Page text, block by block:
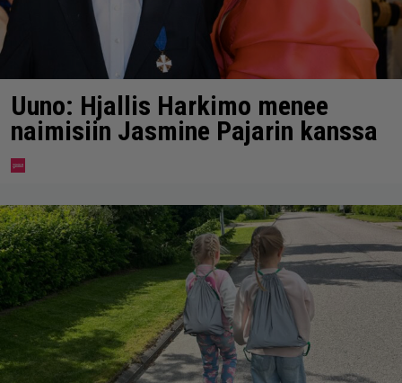
Uuno: Hjallis Harkimo menee
naimisiin Jasmine Pajarin kanssa